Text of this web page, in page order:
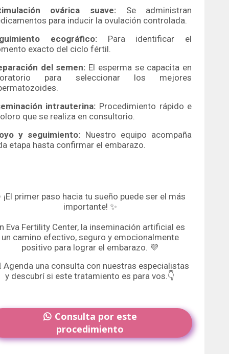
ovárica suave: Se administran
para inducir la ovulación controlada.
ecográfico:Para identificar el
exacto del ciclo fértil.
del semen: El esperma se capacita en
para seleccionar los mejores
intrauterina: Procedimiento rápido e
que se realiza en consultorio.
y seguimiento: Nuestro equipo acompaña
etapa hasta confirmar el embarazo.
¡El primer paso hacia tu sueño puede ser el más
importante! ✨
Eva Fertility Center, la inseminación artificial es
un camino efectivo, seguro y emocionalmente
positivo para lograr el embarazo. 💜
Agenda una consulta con nuestras especialistas
y descubrí si este tratamiento es para vos.👇
 Consulta por este
procedimiento